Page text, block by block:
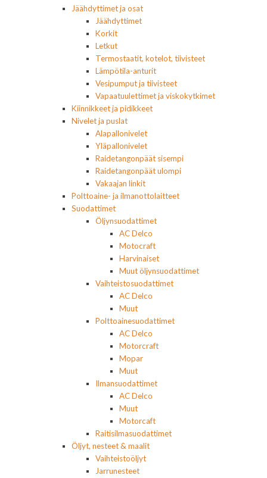
Jäähdyttimet ja osat
Jäähdyttimet
Korkit
Letkut
Termostaatit, kotelot, tiivisteet
Lämpötila-anturit
Vesipumput ja tiivisteet
Vapaatuulettimet ja viskokytkimet
Kiinnikkeet ja pidikkeet
Nivelet ja puslat
Alapallonivelet
Yläpallonivelet
Raidetangonpäät sisempi
Raidetangonpäät ulompi
Vakaajan linkit
Polttoaine- ja ilmanottolaitteet
Suodattimet
Öljynsuodattimet
AC Delco
Motocraft
Harvinaiset
Muut öljynsuodattimet
Vaihteistosuodattimet
AC Delco
Muut
Polttoainesuodattimet
AC Delco
Motorcraft
Mopar
Muut
Ilmansuodattimet
AC Delco
Muut
Motorcaft
Raitisilmasuodattimet
Öljyt, nesteet & maalit
Vaihteistoöljyt
Jarrunesteet